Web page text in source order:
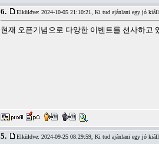
6. Elküldve: 2024-10-05 21:10:21, Ki tud ajánlani egy jó
현재 오픈기념으로 다양한 이벤트를 선사하고
5. Elküldve: 2024-09-25 08:29:59, Ki tud ajánlani egy jó